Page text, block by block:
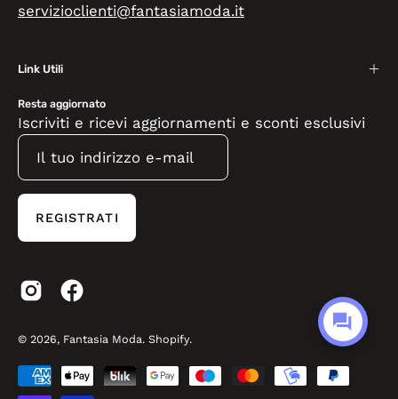
servizioclienti@fantasiamoda.it
Link Utili
Resta aggiornato
Iscriviti e ricevi aggiornamenti e sconti esclusivi
REGISTRATI
© 2026, Fantasia Moda. Shopify.